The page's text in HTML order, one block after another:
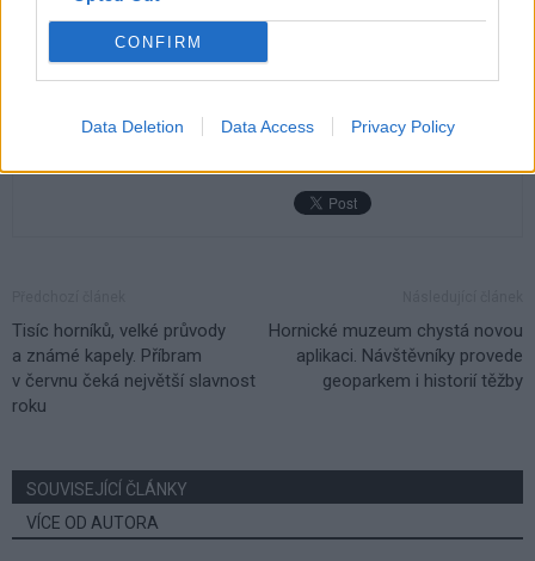
CONFIRM
Data Deletion Data Access Privacy Policy
Bobcats Příbram
Tisíc horníků, velké průvody
a známé kapely. Příbram
v červnu čeká největší slavnost
roku
Hornické muzeum chystá novou
aplikaci. Návštěvníky provede
geoparkem i historií těžby
SOUVISEJÍCÍ ČLÁNKY
VÍCE OD AUTORA